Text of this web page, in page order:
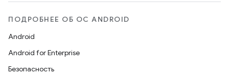
ПОДРОБНЕЕ ОБ ОС ANDROID
Android
Android for Enterprise
Безопасность